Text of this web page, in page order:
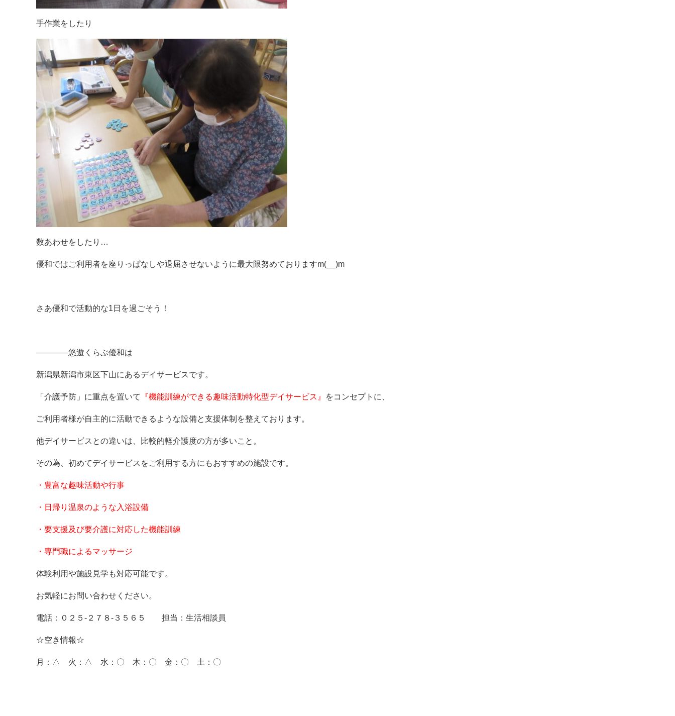
手作業をしたり
数あわせをしたり…
優和ではご利用者を座りっぱなしや退屈させないように最大限努めておりますm(__)m
さあ優和で活動的な1日を過ごそう！
————悠遊くらぶ優和は
新潟県新潟市東区下山にあるデイサービスです。
「介護予防」に重点を置いて 『機能訓練ができる趣味活動特化型デイサービス』 をコンセプトに、
ご利用者様が自主的に活動できるような設備と支援体制を整えております。
他デイサービスとの違いは、比較的軽介護度の方が多いこと。
その為、初めてデイサービスをご利用する方にもおすすめの施設です。
・豊富な趣味活動や行事
・日帰り温泉のような入浴設備
・要支援及び要介護に対応した機能訓練
・専門職によるマッサージ
体験利用や施設見学も対応可能です。
お気軽にお問い合わせください。
電話：０２５-２７８-３５６５ 担当：生活相談員
☆空き情報☆
月：△ 火：△ 水：〇 木：〇 金：〇 土：〇